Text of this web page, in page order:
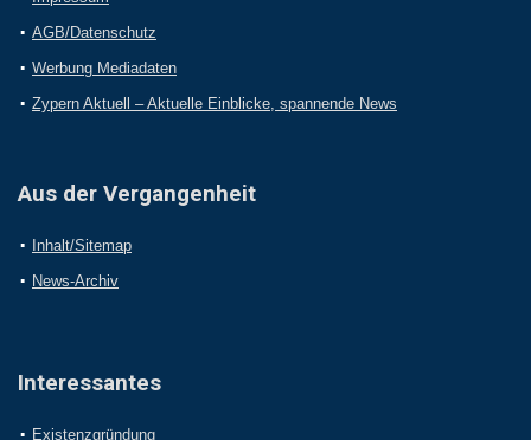
AGB/Datenschutz
Werbung Mediadaten
Zypern Aktuell – Aktuelle Einblicke, spannende News
Aus der Vergangenheit
Inhalt/Sitemap
News-Archiv
Interessantes
Existenzgründung